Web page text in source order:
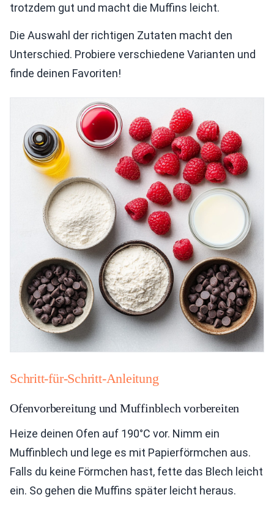
trotzdem gut und macht die Muffins leicht.
Die Auswahl der richtigen Zutaten macht den
Unterschied. Probiere verschiedene Varianten und
finde deinen Favoriten!
Schritt-für-Schritt-Anleitung
Ofenvorbereitung und Muffinblech vorbereiten
Heize deinen Ofen auf 190°C vor. Nimm ein
Muffinblech und lege es mit Papierförmchen aus.
Falls du keine Förmchen hast, fette das Blech leicht
ein. So gehen die Muffins später leicht heraus.